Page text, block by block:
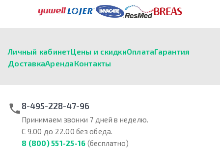
Личный кабинетЦены и скидкиОплатаГарантия
ДоставкаАрендаКонтакты
8-495-228-47-96
Принимаем звонки 7 дней в неделю.
С 9.00 до 22.00 без обеда.
8 (800) 551-25-16 (бесплатно)